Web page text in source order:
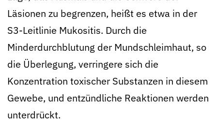
Läsionen zu begrenzen, heißt es etwa in der
S3-Leitlinie Mukositis. Durch die
Minderdurchblutung der Mundschleimhaut, so
die Überlegung, verringere sich die
Konzentration toxischer Substanzen in diesem
Gewebe, und entzündliche Reaktionen werden
unterdrückt.